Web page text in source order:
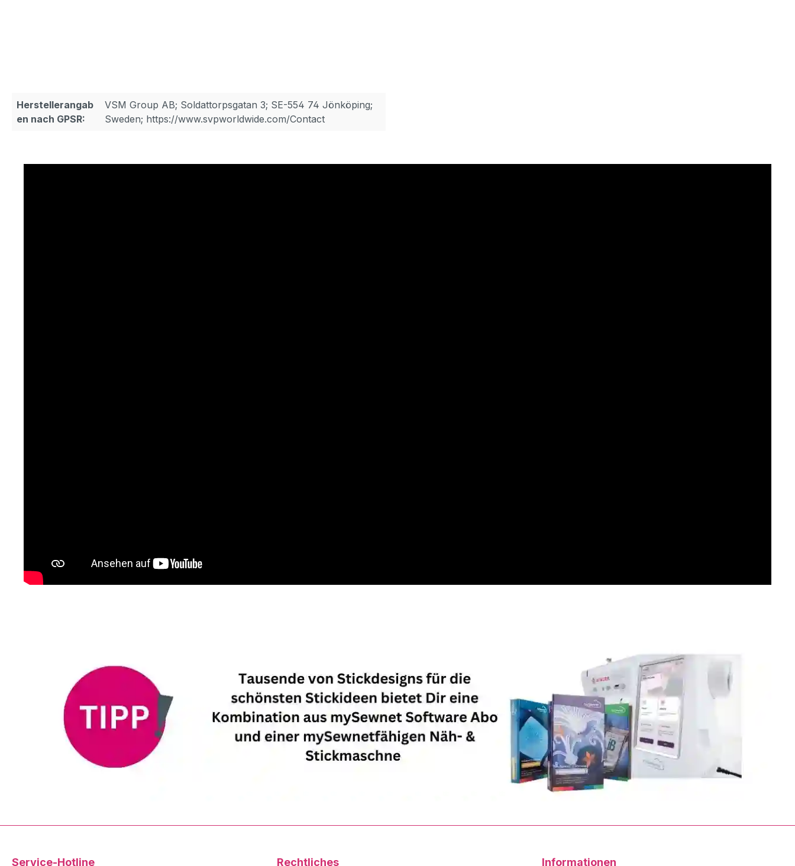
Herstellerangab
en nach GPSR:
VSM Group AB; Soldattorpsgatan 3; SE-554 74 Jönköping;
Sweden; https://www.svpworldwide.com/Contact
Service-Hotline Rechtliches Informationen